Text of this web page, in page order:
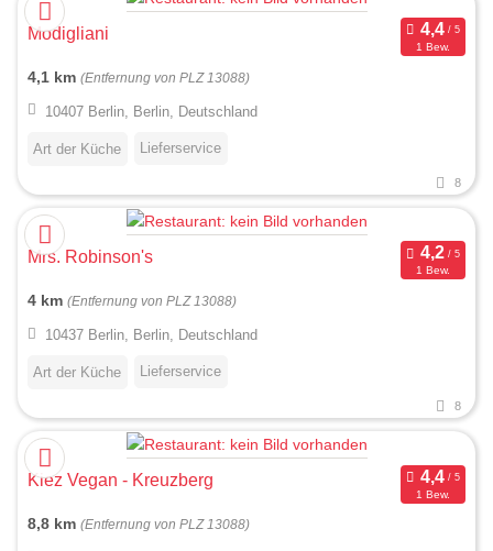
Modigliani
1 Bew.
4,1 km (Entfernung von PLZ 13088)
10407 Berlin, Berlin, Deutschland
Art der Küche Lieferservice
8
Mrs. Robinson's
1 Bew.
4 km (Entfernung von PLZ 13088)
10437 Berlin, Berlin, Deutschland
Art der Küche Lieferservice
8
Kiez Vegan - Kreuzberg
1 Bew.
8,8 km (Entfernung von PLZ 13088)